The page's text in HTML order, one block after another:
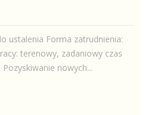
ustalenia Forma zatrudnienia:
terenowy, zadaniowy czas
nowych...